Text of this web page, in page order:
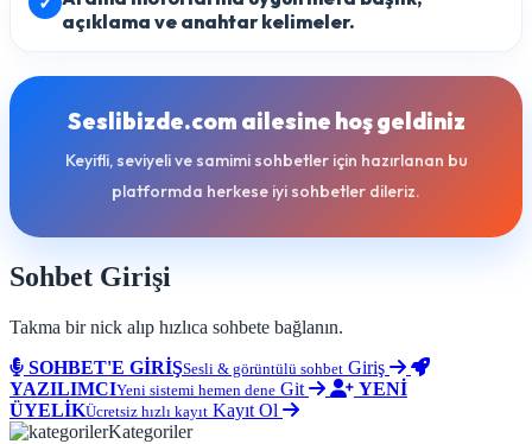
açıklama ve anahtar kelimeler.
Seslibizde.com ailesine hoş geldiniz
Keyifli, seviyeli ve samimi sohbetler için hazırlanan bu
platformda herkese iyi sohbetler dileriz.
Sohbet Girişi
Takma bir nick alıp hızlıca sohbete bağlanın.
SOHBET'E GİRİŞSesli & görüntülü sohbet Giriş
YAZILIMCIYeni sistemi hemen dene Git
YENİ
ÜYELİKÜcretsiz hızlı kayıt Kayıt Ol
Kategoriler